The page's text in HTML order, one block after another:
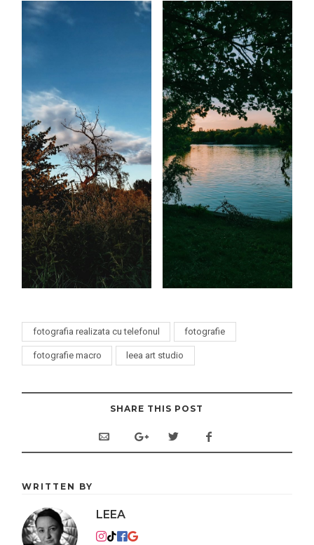
fotografia realizata cu telefonul fotografie
fotografie macro leea art studio
SHARE THIS POST
WRITTEN BY
LEEA